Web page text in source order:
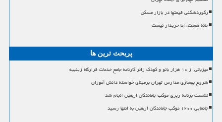
رکوردشکنی قیمتها در بازار مسکن
خانه هست، اما خریدار نیست
پربحث ترین ها
میزبانی از ۱۰ هزار بانو و کودک زائر کارنامه جامع خدمات قرارگاه زینبیه
شروع بهسازی مدارس تهران برمبنای خواسته دانش آموزان
نشست برنامه ریزی موکب جاماندگان اربعین انجام شد
جانمایی ۱۲۰۰ موکب جاماندگان اربعین به انتها رسید